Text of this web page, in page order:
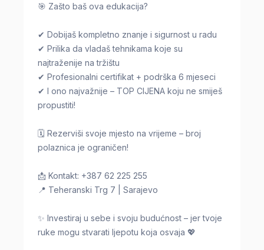
🎯 Zašto baš ova edukacija?
✔ Dobijaš kompletno znanje i sigurnost u radu
✔ Prilika da vladaš tehnikama koje su
najtraženije na tržištu
✔ Profesionalni certifikat + podrška 6 mjeseci
✔ I ono najvažnije – TOP CIJENA koju ne smiješ
propustiti!
🗓️ Rezerviši svoje mjesto na vrijeme – broj
polaznica je ograničen!
📩 Kontakt: +387 62 225 255
📍 Teheranski Trg 7 | Sarajevo
✨ Investiraj u sebe i svoju budućnost – jer tvoje
ruke mogu stvarati ljepotu koja osvaja 💖